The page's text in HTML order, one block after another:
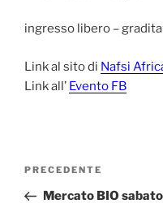
ingresso libero –
Link al sito di Nafsi
Link all’ Evento FB
Navigazione
Articolo
precedente:
PRECEDENTE
Mercato BIO